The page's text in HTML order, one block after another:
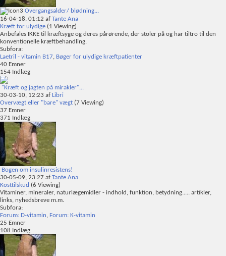
Overgangsalder/ blødning...
16-04-18, 01:12 af Tante Ana
Kræft for ulydige (1 Viewing)
Anbefales IKKE til kræftsyge og deres pårørende, der stoler på og har tiltro til den
konventionelle kræftbehandling.
Subfora:
Laetril - vitamin B17, Bøger for ulydige kræftpatienter
40 Emner
154 Indlæg
"Kræft og jagten på mirakler"...
30-03-10, 12:23 af Libri
Overvægt eller "bare" vægt (7 Viewing)
37 Emner
371 Indlæg
Bogen om insulinresistens!
30-05-09, 23:27 af Tante Ana
Kosttilskud (6 Viewing)
Vitaminer, mineraler, naturlægemidler - indhold, funktion, betydning..... artikler,
links, nyhedsbreve m.m.
Subfora:
Forum: D-vitamin, Forum: K-vitamin
25 Emner
108 Indlæg